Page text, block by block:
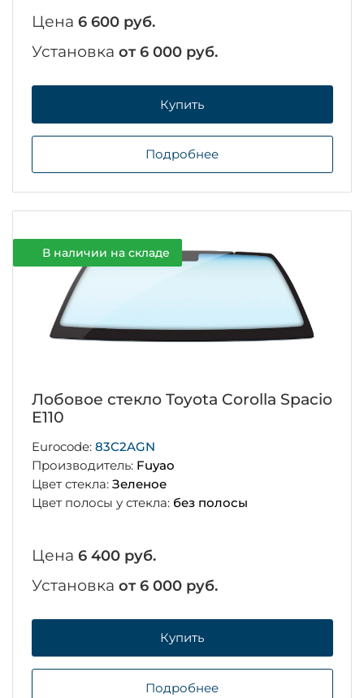
Цена 6 600 руб.
Установка от 6 000 руб.
Купить
Подробнее
В наличии на складе
Лобовое стекло Toyota Corolla Spacio
E110
Eurocode: 83C2AGN
Производитель: Fuyao
Цвет стекла: Зеленое
Цвет полосы у стекла: без полосы
Цена 6 400 руб.
Установка от 6 000 руб.
Купить
Подробнее